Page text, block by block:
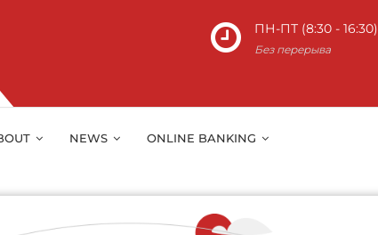
ПН-ПТ (8:30 - 16:30)
Без перерыва
NEWS ONLINE BANKING